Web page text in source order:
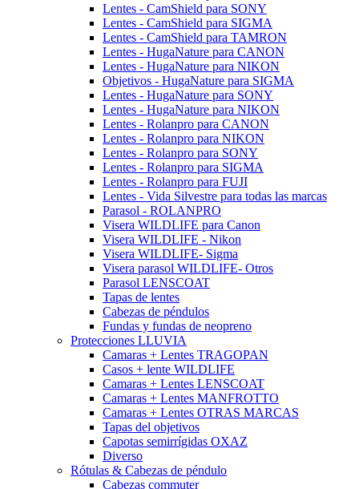
Lentes - CamShield para SONY
Lentes - CamShield para SIGMA
Lentes - CamShield para TAMRON
Lentes - HugaNature para CANON
Lentes - HugaNature para NIKON
Objetivos - HugaNature para SIGMA
Lentes - HugaNature para SONY
Lentes - HugaNature para NIKON
Lentes - Rolanpro para CANON
Lentes - Rolanpro para NIKON
Lentes - Rolanpro para SONY
Lentes - Rolanpro para SIGMA
Lentes - Rolanpro para FUJI
Lentes - Vida Silvestre para todas las marcas
Parasol - ROLANPRO
Visera WILDLIFE para Canon
Visera WILDLIFE - Nikon
Visera WILDLIFE- Sigma
Visera parasol WILDLIFE- Otros
Parasol LENSCOAT
Tapas de lentes
Cabezas de péndulos
Fundas y fundas de neopreno
Protecciones LLUVIA
Camaras + Lentes TRAGOPAN
Casos + lente WILDLIFE
Camaras + Lentes LENSCOAT
Camaras + Lentes MANFROTTO
Camaras + Lentes OTRAS MARCAS
Tapas del objetivos
Capotas semirrígidas OXAZ
Diverso
Rótulas & Cabezas de péndulo
Cabezas commuter